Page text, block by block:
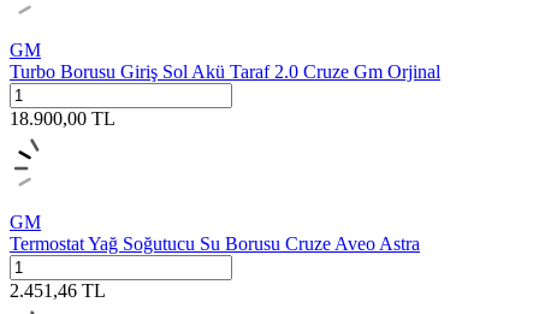
GM
Turbo Borusu Giriş Sol Akü Taraf 2.0 Cruze Gm Orjinal
18.900,00 TL
GM
Termostat Yağ Soğutucu Su Borusu Cruze Aveo Astra
2.451,46 TL